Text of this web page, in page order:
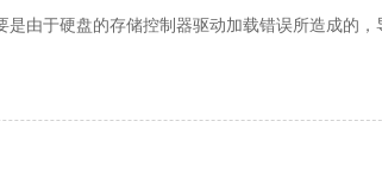
是由于硬盘的存储控制器驱动加载错误所造成的